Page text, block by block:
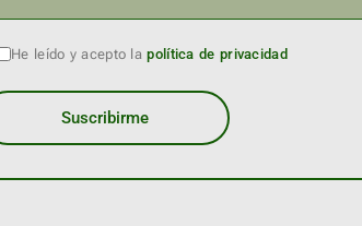
He leído y acepto lapolítica de privacidad